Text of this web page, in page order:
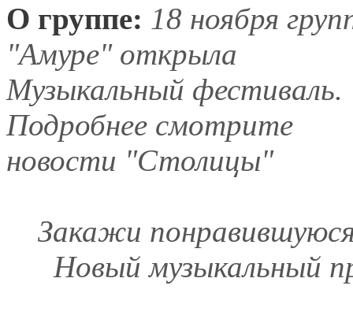
О группе: 18 ноября
"Амуре" открыла
Музыкальный фестиваль.
Подробнее смотрите
новости "Столицы"
Закажи
Новый музыкальный